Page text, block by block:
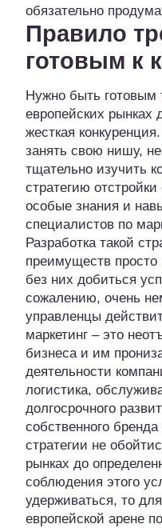
обязательно
Правило
готовым к
Нужно быть готовым
европейских рынках
жесткая
занять свою нишу,
тщательно изучить
стратегию
особые знания и
специалистов по
Разработка такой
преимуществ просто
без них добиться
сожалению, очень
управленцы
маркетинг – это
бизнеса и им
деятельности
логистика,
долгосрочного
собственного
стратегии не
рынках до
соблюдения этого
удерживаться, то
европейской арене